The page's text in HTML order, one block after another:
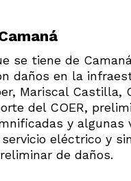
se tiene de
daños en la
Mariscal Castilla,
del COER,
y
eléctrico y
de daños.